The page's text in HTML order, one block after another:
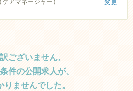
アマネージャー） 変更
ございません。
件の公開求人が、
りませんでした。